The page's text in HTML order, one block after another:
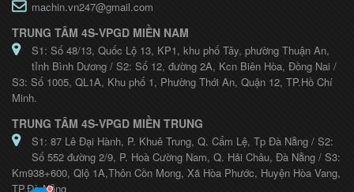
machin.vn247@gmail.com
TRUNG TÂM 4S-VPGD MIỀN NAM
S1: Số 48/13, Quốc Lộ 13, KP1, khu phố Tây, phường Thuận An,
tỉnh Bình Dương / S2: Số 12, đường 2A, Kcn Biên Hòa, Đồng Nai /
S3: Số 1005, QL1A, Khu phố 1, Phường Thới An, Quận 12, TP.Hồ Chí
Minh.
TRUNG TÂM 4S-VPGD MIỀN TRUNG
S1: 87 Lê Đại Hành, P. Khuê Trung, Q. Cẩm Lệ, Tp Đà Nẵng / S2:
Số 552 đường 2/9, P. Hoà Cường Nam, Q. Hải Châu, Đà Nẵng / S3:
Km938+600, Qlộ 1A,Thôn Cồn Mong, Xã Hòa Phước, Huyện Hòa Vang,
TP.Đà Nẵng